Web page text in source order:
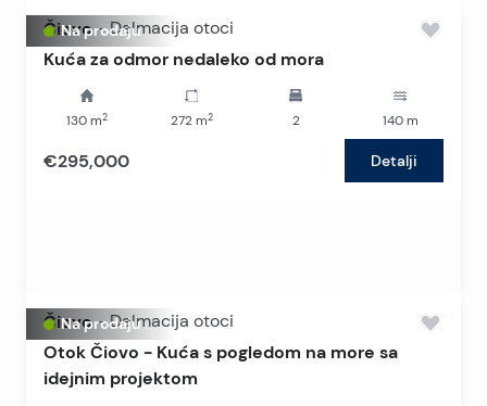
Na prodaju
Čiovo - Dalmacija otoci
Kuća za odmor nedaleko od mora
130 m2 272m2 2 140m
€295,000 Detalji
Na prodaju
Čiovo - Dalmacija otoci
Otok Čiovo - Kuća s pogledom na more sa
idejnim projektom